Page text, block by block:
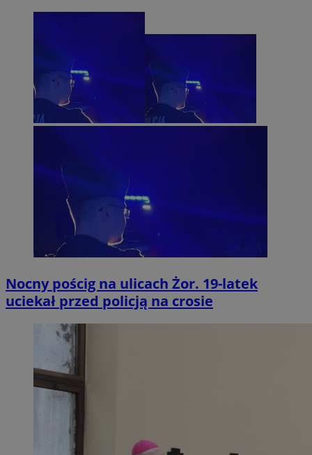
Nocny pościg na ulicach Żor. 19-latek
uciekał przed policją na crosie